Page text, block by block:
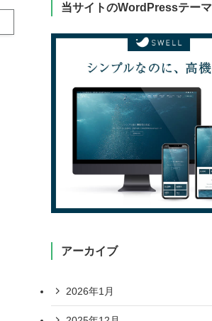
当サイトのWordPressテーマ
アーカイブ
2026年1月